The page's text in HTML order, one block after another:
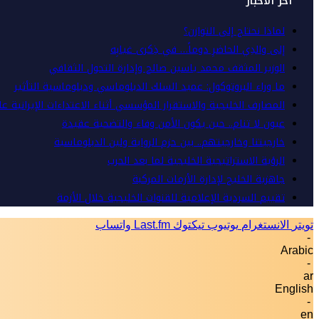
لماذا نحتاج إلى التوازن؟
إلى والدِي الحاضرِ دوماً… في ذِكرى غيابِه
الوزير المثقف محمد ياسين صالح وإدارة التحول الثقافي
ما وراء البروتوكول: عميد السلك الدبلوماسي ودبلوماسية التأثير
المصارف الخليجية والاستقرار المؤسسي أثناء الاعتداءات
عيون لا تنام.. حين يكون الأمن وفاء والتضحية عقيدة
خارجيتنا وخارجيتهم.. بين حزم الرواية ولين الدبلوماسية
الرؤية الاستراتيجية الخليجية لما بعد الحرب
جاهزية الخليج لإدارة الأزمات المركبة
تقييم السردية الإعلامية للقنوات الخليجية خلال الأزمة
تويتر الانستغرام يوتيوب تيكتوك Last.fm واتساب
-
Arabic
-
ar
English
-
en